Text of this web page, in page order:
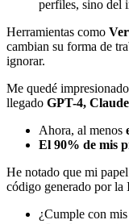
perfiles, sino del
Herramientas como
cambian su forma de
ignorar.
Me quedé
llegado GPT-4,
Ahora, al menos
El 90% de mis
He notado que mi
código generado por la
¿Cumple con mis